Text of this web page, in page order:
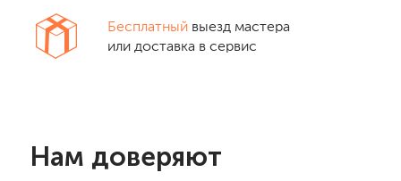
Бесплатный выезд мастера
или доставка в сервис
Нам доверяют